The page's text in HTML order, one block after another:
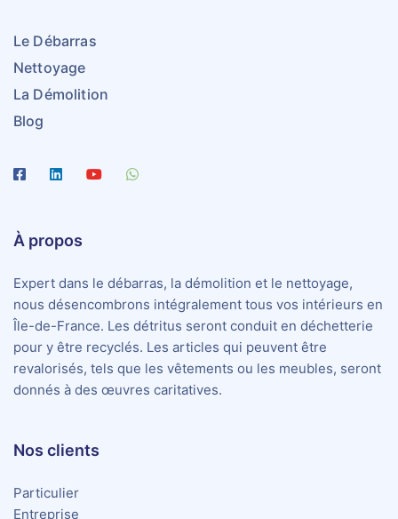
Le Débarras
Nettoyage
La Démolition
Blog
À propos
Expert dans le débarras, la démolition et le nettoyage,
nous désencombrons intégralement tous vos intérieurs en
Île-de-France. Les détritus seront conduit en déchetterie
pour y être recyclés. Les articles qui peuvent être
revalorisés, tels que les vêtements ou les meubles, seront
donnés à des œuvres caritatives.
Nos clients
Particulier
Entreprise